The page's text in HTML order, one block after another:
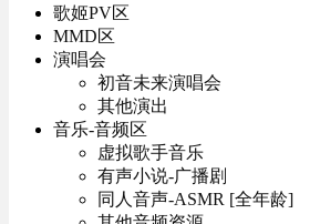
歌姬PV区
MMD区
演唱会
初音未来演唱会
其他演出
音乐-音频区
虚拟歌手音乐
有声小说-广播剧
同人音声-ASMR [全年龄]